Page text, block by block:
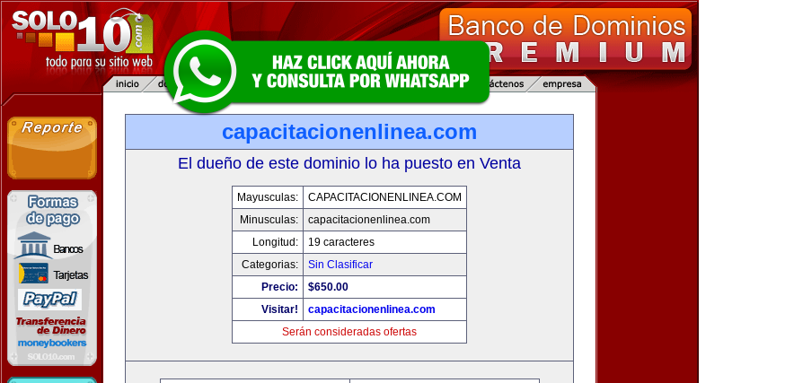
capacitacionenlinea.com
El dueño de este dominio lo ha puesto en Venta
Mayusculas:
CAPACITACIONENLINEA.COM
Minusculas:
capacitacionenlinea.com
Longitud:
19 caracteres
Categorias:
Sin Clasificar
Precio:
$650.00
Visitar!
capacitacionenlinea.com
Serán consideradas ofertas